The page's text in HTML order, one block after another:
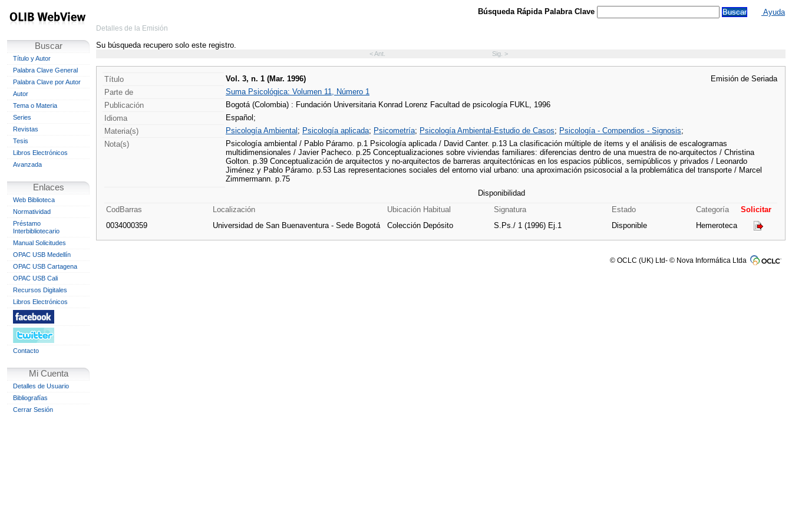
Buscar
Título y Autor
Palabra Clave General
Palabra Clave por Autor
Autor
Tema o Materia
Series
Revistas
Tesis
Libros Electrónicos
Avanzada
Enlaces
Web Biblioteca
Normatividad
Préstamo
Interbibliotecario
Manual Solicitudes
OPAC USB Medellín
OPAC USB Cartagena
OPAC USB Cali
Recursos Digitales
Libros Electrónicos
Contacto
Mi Cuenta
Detalles de Usuario
Bibliografías
Cerrar Sesión
Búsqueda Rápida Palabra Clave Ayuda
Detalles de la Emisión
Su búsqueda recupero solo este registro.
< Ant. Sig. >
Título Vol. 3, n. 1 (Mar. 1996)
Emisión de Seriada
Parte de
Suma Psicológica: Volumen 11, Número 1
Publicación
Bogotá (Colombia) : Fundación Universitaria Konrad Lorenz Facultad de psicología FUKL, 1996
Idioma
Español;
Materia(s)
Psicología Ambiental ; Psicología aplicada; Psicometría; Psicología Ambiental-Estudio de Casos; Psicología - Compendios - Signosis;
Nota(s)
Psicología ambiental / Pablo Páramo. p.1 Psicología aplicada / David Canter. p.13 La clasificación múltiple de ítems y el análisis de escalogramas
multidimensionales / Javier Pacheco. p.25 Conceptualizaciones sobre viviendas familiares: diferencias dentro de una muestra de no-arquitectos / Christina
Golton. p.39 Conceptualización de arquitectos y no-arquitectos de barreras arquitectónicas en los espacios públicos, semipúblicos y privados / Leonardo
Jiménez y Pablo Páramo. p.53 Las representaciones sociales del entorno vial urbano: una aproximación psicosocial a la problemática del transporte / Marcel
Zimmermann. p.75
Disponibilidad
CodBarras
Localización Ubicación Habitual Signatura Estado Categoría
Solicitar
0034000359
Universidad de San Buenaventura - Sede Bogotá Colección Depósito S.Ps./ 1 (1996) Ej.1 Disponible Hemeroteca
© OCLC (UK) Ltd- © Nova Informática Ltda